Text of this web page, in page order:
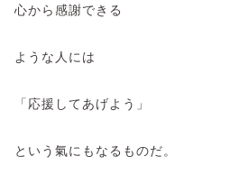
心から感謝できる
ような人には
「応援してあげよう」
という氣にもなるものだ。